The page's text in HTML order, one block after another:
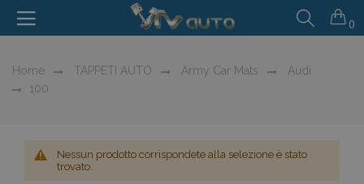
0
Home TAPPETI AUTO Army Car Mats
Audi
100
Nessun prodotto corrispondete alla selezione è stato
trovato.